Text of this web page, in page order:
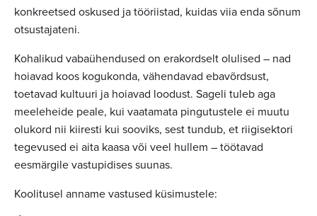
konkreetsed oskused ja tööriistad, kuidas viia enda sõnum
otsustajateni.
Kohalikud vabaühendused on erakordselt olulised – nad
hoiavad koos kogukonda, vähendavad ebavõrdsust,
toetavad kultuuri ja hoiavad loodust. Sageli tuleb aga
meeleheide peale, kui vaatamata pingutustele ei muutu
olukord nii kiiresti kui sooviks, sest tundub, et riigisektori
tegevused ei aita kaasa või veel hullem – töötavad
eesmärgile vastupidises suunas.
Koolitusel anname vastused küsimustele: